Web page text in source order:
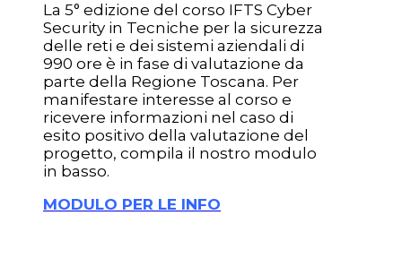
La 5° edizione del corso IFTS Cyber
Security in Tecniche per la sicurezza
delle reti e dei sistemi aziendali di
990 ore è in fase di valutazione da
parte della Regione Toscana. Per
manifestare interesse al corso e
ricevere informazioni nel caso di
esito positivo della valutazione del
progetto, compila il nostro modulo
in basso.
MODULO PER LE INFO